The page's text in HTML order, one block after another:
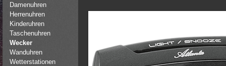
Damenuhren
Herrenuhren
Kinderuhren
Taschenuhren
Wecker
Wanduhren
Wetterstationen